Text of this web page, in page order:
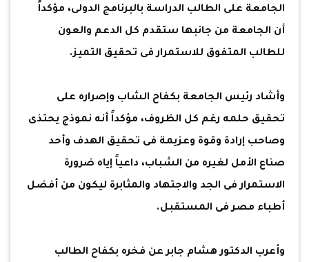
الجامعة على الطالب الدراسة بالبرنامج الدولى، مؤكداً
أن الجامعة من جانبها ستقدم كل الدعم والعون
للطالب المتفوق للاستمرار فى تحقيق التميز.
وأشاد رئيس الجامعة بكفاح الشاب وإصراره على
تحقيق حلمه رغم كل الظروف، مؤكداً أنه نموذج يحتذى
وصاحب إرادة وقوة وعزيمة فى تحقيق الهدف وأحد
صناع الأمل لغيره من الشباب، داعياً إياه ضرورة
الاستمرار فى الجد والاجتهاد والمثابرة ليكون من أفضل
أطباء مصر فى المستقبل.
وأعرب الدكتور هشام جابر عن فخره بكفاح الطالب